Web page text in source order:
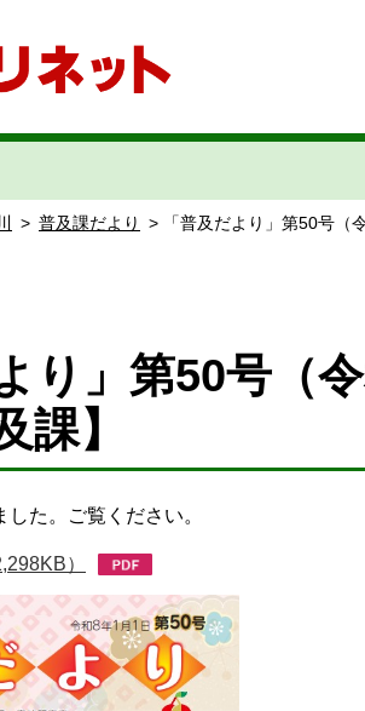
> 普及課だより > 「普及だより」第50号（
り」第50号（
課】
た。ご覧ください。
）